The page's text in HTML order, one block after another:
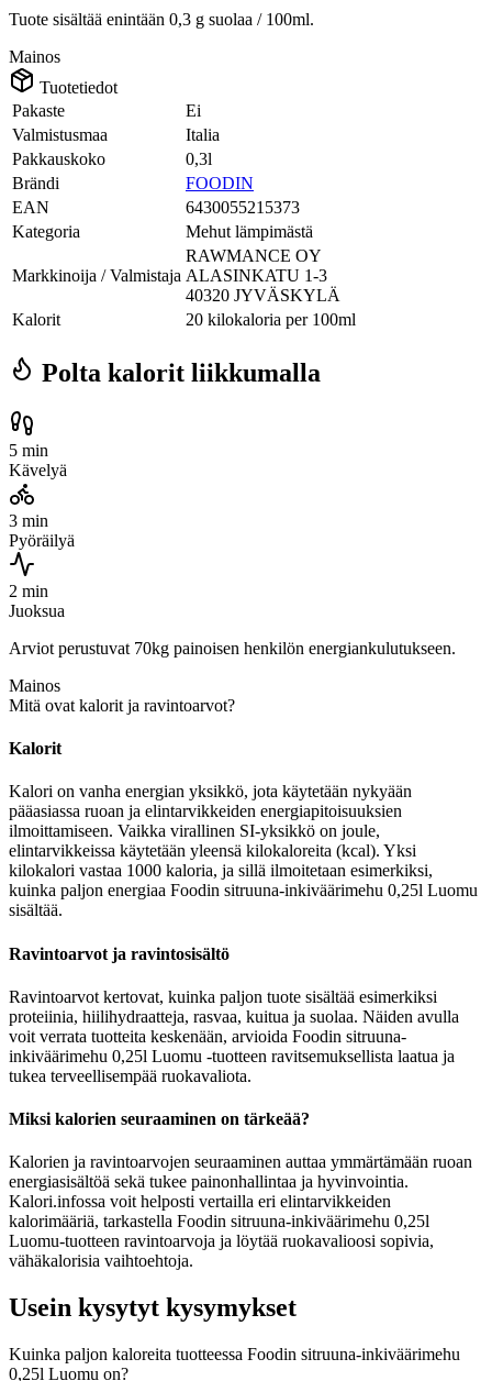
Tuote sisältää enintään 0,3 g suolaa / 100ml.
Mainos
Tuotetiedot
Pakaste
Ei
Valmistusmaa
Italia
Pakkauskoko
0,3l
Brändi
FOODIN
EAN
6430055215373
Kategoria
Mehut lämpimästä
Markkinoija / Valmistaja
RAWMANCE OY
ALASINKATU 1-3
40320 JYVÄSKYLÄ
Kalorit
20 kilokaloria per 100ml
Polta kalorit liikkumalla
5 min
Kävelyä
3 min
Pyöräilyä
2 min
Juoksua
Arviot perustuvat 70kg painoisen henkilön energiankulutukseen.
Mainos
Mitä ovat kalorit ja ravintoarvot?
Kalorit
Kalori on vanha energian yksikkö, jota käytetään nykyään
pääasiassa ruoan ja elintarvikkeiden energiapitoisuuksien
ilmoittamiseen. Vaikka virallinen SI-yksikkö on joule,
elintarvikkeissa käytetään yleensä kilokaloreita (kcal). Yksi
kilokalori vastaa 1000 kaloria, ja sillä ilmoitetaan esimerkiksi,
kuinka paljon energiaa Foodin sitruuna-inkiväärimehu 0,25l Luomu
sisältää.
Ravintoarvot ja ravintosisältö
Ravintoarvot kertovat, kuinka paljon tuote sisältää esimerkiksi
proteiinia, hiilihydraatteja, rasvaa, kuitua ja suolaa. Näiden avulla
voit verrata tuotteita keskenään, arvioida Foodin sitruuna-
inkiväärimehu 0,25l Luomu -tuotteen ravitsemuksellista laatua ja
tukea terveellisempää ruokavaliota.
Miksi kalorien seuraaminen on tärkeää?
Kalorien ja ravintoarvojen seuraaminen auttaa ymmärtämään ruoan
energiasisältöä sekä tukee painonhallintaa ja hyvinvointia.
Kalori.infossa voit helposti vertailla eri elintarvikkeiden
kalorimääriä, tarkastella Foodin sitruuna-inkiväärimehu 0,25l
Luomu-tuotteen ravintoarvoja ja löytää ruokavalioosi sopivia,
vähäkalorisia vaihtoehtoja.
Usein kysytyt kysymykset
Kuinka paljon kaloreita tuotteessa Foodin sitruuna-inkiväärimehu
0,25l Luomu on?